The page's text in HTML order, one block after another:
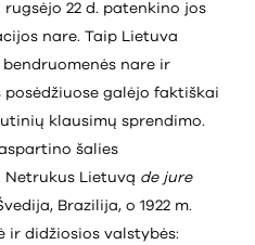
rugsėjo 22 d. patenkino jos
nare. Taip Lietuva
nare ir
galėjo faktiškai
klausimų sprendimo.
šalies
Lietuvą de jure
Brazilija, o 1922 m.
ir didžiosios valstybės: